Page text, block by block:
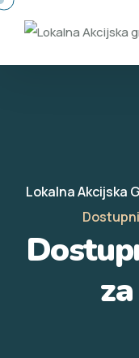
Lokalna Akcijska